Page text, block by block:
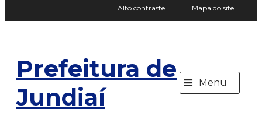
Alto contraste Mapa do site
Prefeitura de
Jundiaí
≡ Menu